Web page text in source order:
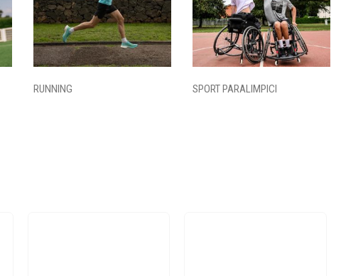
RUNNING SPORT PARALIMPICI